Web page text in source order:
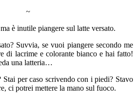
~
è inutile piangere sul latte versato.
Suvvia, se vuoi piangere secondo me
di lacrime e colorante bianco e hai fatto!
una latteria…
per caso scrivendo con i piedi? Stavo
ci potrei mettere la mano sul fuoco.